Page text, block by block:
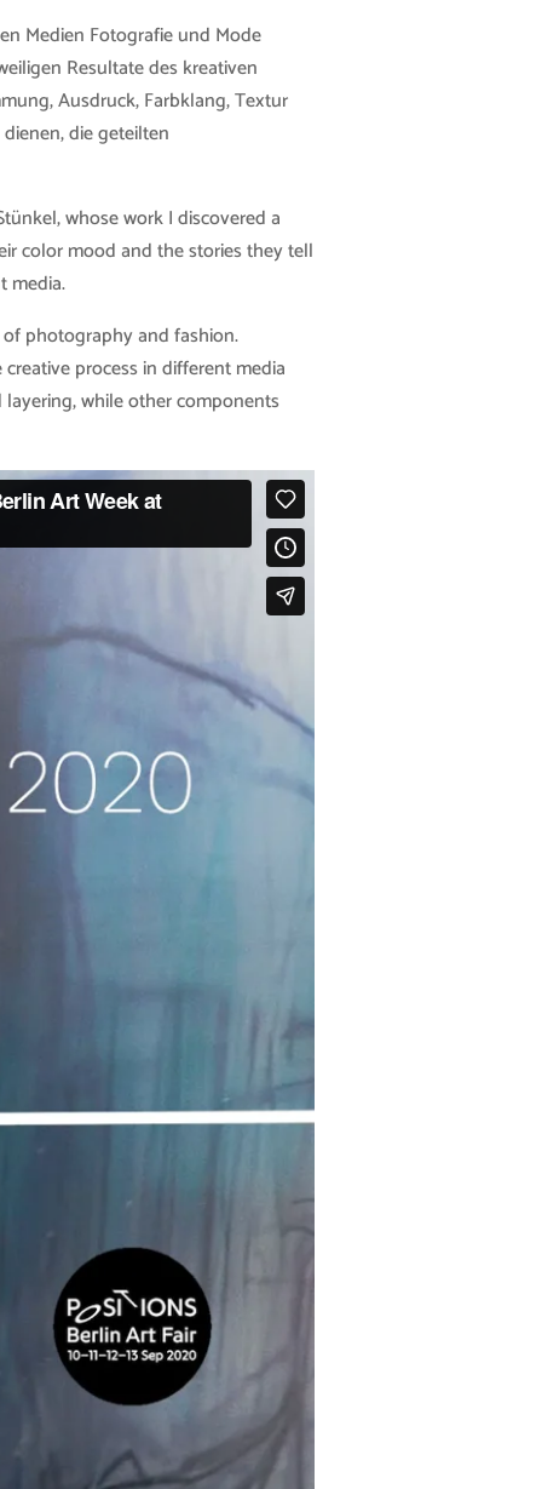
Medien Fotografie und Mode
Resultate des kreativen
Ausdruck, Farbklang, Textur
die geteilten
whose work I discovered a
color mood and the stories they tell
media.
photography and fashion.
process in different media
while other components